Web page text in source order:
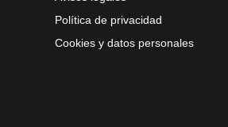
Política de privacidad
Cookies y datos personales